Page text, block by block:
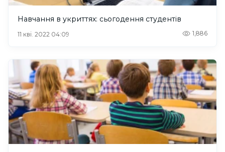
Навчання в укриттях: сьогодення студентів
11 кві. 2022 04:09 1,886